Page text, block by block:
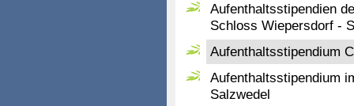
Aufenthaltsstipendien
Schloss Wiepersdorf -
Aufenthaltsstipendium
Aufenthaltsstipendium
Salzwedel